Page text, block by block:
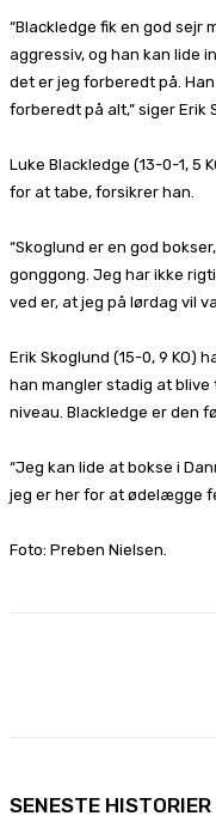
“Blackledge fik en god sejr
aggressiv, og han kan lide
det er jeg forberedt på.
forberedt på alt,” siger Erik
Luke Blackledge (13-0-1, 5
for at tabe, forsikrer han.
“Skoglund er en god
gonggong. Jeg har ikke
ved er, at jeg på lørdag vil
Erik Skoglund (15-0, 9 KO)
han mangler stadig at
niveau. Blackledge er den
“Jeg kan lide at bokse i
jeg er her for at ødelægge
Foto: Preben Nielsen.
SENESTE HISTORIER